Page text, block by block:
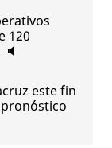
120
este fin
pronóstico